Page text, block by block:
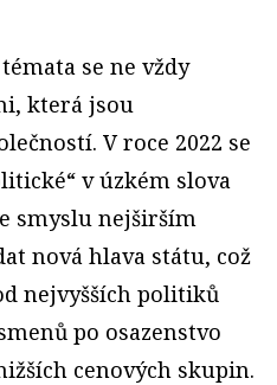
se ne vždy
která jsou
V roce 2022 se
v úzkém slova
smyslu nejširším
nová hlava státu, což
nejvyšších politiků
po osazenstvo
cenových skupin.